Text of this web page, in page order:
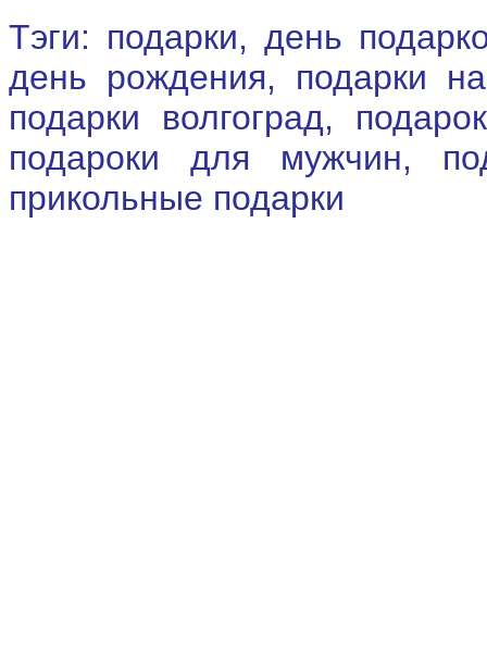
Тэги: подарки, день
день рождения, подарки
подарки волгоград,
подароки для мужчин,
прикольные подарки